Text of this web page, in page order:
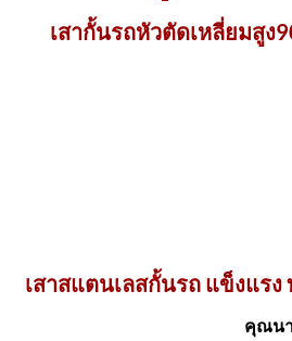
เสากั้นรถหัวตัดเหลี่ยมสู
เสาสแตนเลสกั้นรถ แข็งแร
คุณน